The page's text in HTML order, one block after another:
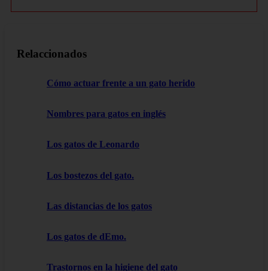
Relaccionados
Cómo actuar frente a un gato herido
Nombres para gatos en inglés
Los gatos de Leonardo
Los bostezos del gato.
Las distancias de los gatos
Los gatos de dEmo.
Trastornos en la higiene del gato